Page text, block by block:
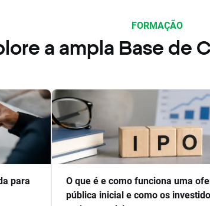
FORMAÇÃO
a ampla Base de
para
O que é e como funciona uma
pública inicial e como os